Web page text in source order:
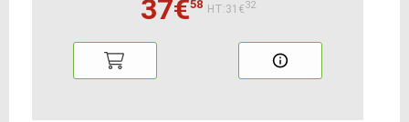
37€58 HT:31€32